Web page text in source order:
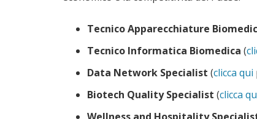
Tecnico Apparecchiature
Tecnico Informatica Biomedica (
Data Network Specialist (clicca qui
Biotech Quality Specialist (clicca